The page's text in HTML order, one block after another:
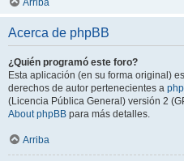
Arriba
Acerca de phpBB
¿Quién programó este foro?
Esta aplicación (en su forma original)
derechos de autor pertenecientes a
(Licencia Pública General) versión 2
About phpBB para más detalles.
Arriba